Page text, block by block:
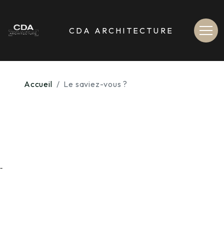
CDA ARCHITECTURE
contenu du site non accessible depuis le menu de navigation haut
Accueil Le saviez-vous ?
-